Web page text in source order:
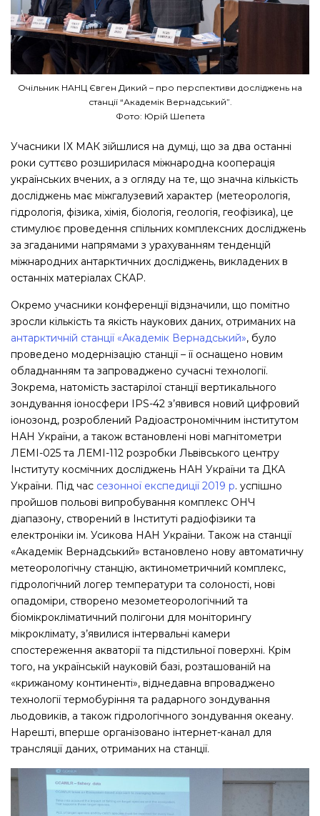
Очільник НАНЦ Євген Дикий – про перспективи досліджень на
станції “Академік Вернадський”.
Фото: Юрій Шепета
Учасники ІХ МАК зійшлися на думці, що за два останні
роки cуттєво розширилася міжнародна кооперація
українських вчених, а з огляду на те, що значна кількість
досліджень має міжгалузевий характер (метеорологія,
гідрологія, фізика, хімія, біологія, геологія, геофізика), це
стимулює проведення спільних комплексних досліджень
за згаданими напрямами з урахуванням тенденцій
міжнародних антарктичних досліджень, викладених в
останніх матеріалах СКАР.
Окремо учасники конференції відзначили, що помітно
зросли кількість та якість наукових даних, отриманих на
антарктичній станції «Академік Вернадський», було
проведено модернізацію станції – її оснащено новим
обладнанням та запроваджено сучасні технології.
Зокрема, натомість застарілої станції вертикального
зондування іоносфери IPS-42 з’явився новий цифровий
іонозонд, розроблений Радіоастрономічним інститутом
НАН України, а також встановлені нові магнітометри
ЛЕМІ-025 та ЛЕМІ-112 розробки Львівського центру
Інституту космічних досліджень НАН України та ДКА
України. Під час сезонної експедиції 2019 р. успішно
пройшов польові випробування комплекс ОНЧ
діапазону, створений в Інституті радіофізики та
електроніки ім. Усикова НАН України. Також на станції
«Академік Вернадський» встановлено нову автоматичну
метеорологічну станцію, актинометричний комплекс,
гідрологічний логер температури та солоності, нові
опадоміри, створено мезометеорологічний та
біомікрокліматичний полігони для моніторингу
мікроклімату, з’явилися інтервальні камери
спостереження акваторії та підстильної поверхні. Крім
того, на українській науковій базі, розташованій на
«крижаному континенті», віднедавна впроваджено
технології термобуріння та радарного зондування
льодовиків, а також гідрологічного зондування океану.
Нарешті, вперше організовано інтернет-канал для
трансляції даних, отриманих на станції.